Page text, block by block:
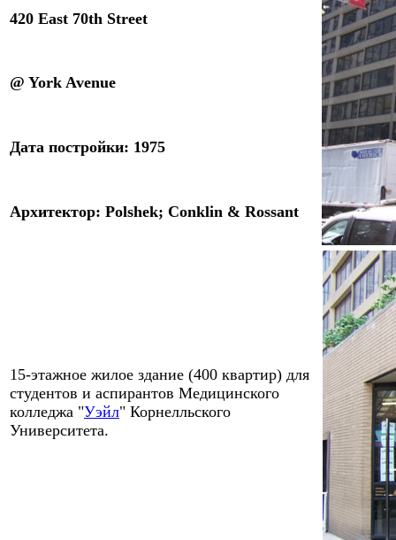
420 East 70th Street
@ York Avenue
Дата постройки: 1975
Архитектор: Polshek; Conklin & Rossant
15-этажное жилое здание (400 квартир) для
студентов и аспирантов Медицинского
колледжа "Уэйл" Корнелльского
Университета.